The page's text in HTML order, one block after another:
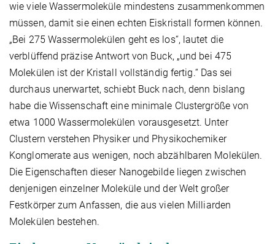
wie viele Wassermoleküle mindestens zusammenkommen
müssen, damit sie einen echten Eiskristall formen können.
„Bei 275 Wassermolekülen geht es los“, lautet die
verblüffend präzise Antwort von Buck, „und bei 475
Molekülen ist der Kristall vollständig fertig.“ Das sei
durchaus unerwartet, schiebt Buck nach, denn bislang
habe die Wissenschaft eine minimale Clustergröße von
etwa 1000 Wassermolekülen vorausgesetzt. Unter
Clustern verstehen Physiker und Physikochemiker
Konglomerate aus wenigen, noch abzählbaren Molekülen.
Die Eigenschaften dieser Nanogebilde liegen zwischen
denjenigen einzelner Moleküle und der Welt großer
Festkörper zum Anfassen, die aus vielen Milliarden
Molekülen bestehen.